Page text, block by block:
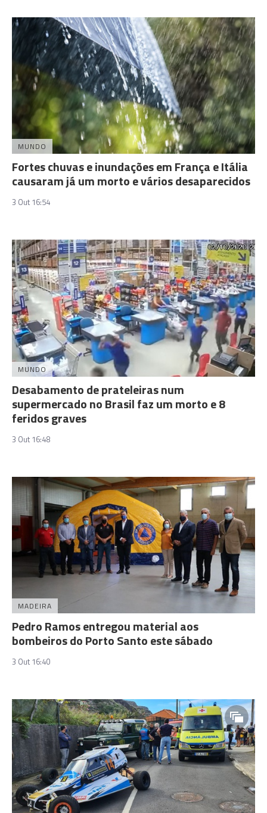
MUNDO
Fortes chuvas e inundações em França e Itália
causaram já um morto e vários desaparecidos
3 Out 16:54
MUNDO
Desabamento de prateleiras num
supermercado no Brasil faz um morto e 8
feridos graves
3 Out 16:48
MADEIRA
Pedro Ramos entregou material aos
bombeiros do Porto Santo este sábado
3 Out 16:40